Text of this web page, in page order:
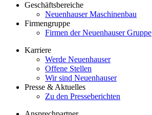
Geschäftsbereiche
Neuenhauser Maschinenbau
Firmengruppe
Firmen der Neuenhauser Gruppe
Karriere
Werde Neuenhauser
Offene Stellen
Wir sind Neuenhauser
Presse & Aktuelles
Zu den Presseberichten